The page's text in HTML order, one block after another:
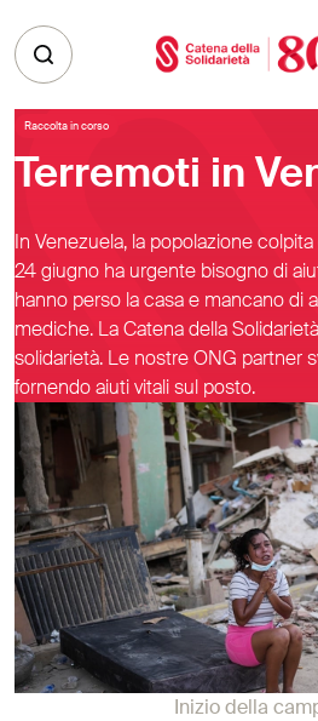
Raccolta in corso
Terremoti in
In Venezuela, la popolazione
24 giugno ha urgente bisogno di
hanno perso la casa e mancano di
mediche. La Catena della
solidarietà. Le nostre ONG partner
fornendo aiuti vitali sul posto.
Inizio della